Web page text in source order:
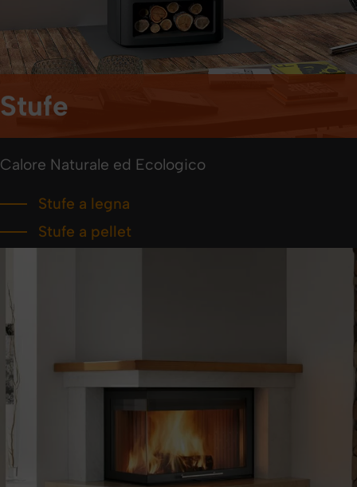
Stufe
Calore Naturale ed Ecologico
Stufe a legna
Stufe a pellet